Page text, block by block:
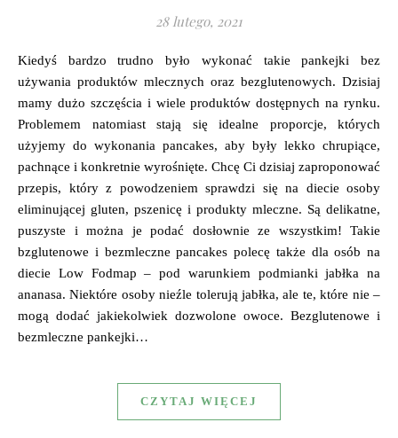
28 lutego, 2021
Kiedyś bardzo trudno było wykonać takie pankejki bez
używania produktów mlecznych oraz bezglutenowych. Dzisiaj
mamy dużo szczęścia i wiele produktów dostępnych na rynku.
Problemem natomiast stają się idealne proporcje, których
użyjemy do wykonania pancakes, aby były lekko chrupiące,
pachnące i konkretnie wyrośnięte. Chcę Ci dzisiaj zaproponować
przepis, który z powodzeniem sprawdzi się na diecie osoby
eliminującej gluten, pszenicę i produkty mleczne. Są delikatne,
puszyste i można je podać dosłownie ze wszystkim! Takie
bzglutenowe i bezmleczne pancakes polecę także dla osób na
diecie Low Fodmap – pod warunkiem podmianki jabłka na
ananasa. Niektóre osoby nieźle tolerują jabłka, ale te, które nie –
mogą dodać jakiekolwiek dozwolone owoce. Bezglutenowe i
bezmleczne pankejki…
CZYTAJ WIĘCEJ